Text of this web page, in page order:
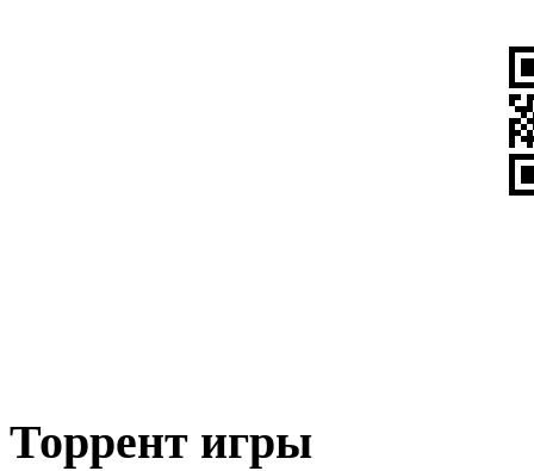
Торрент игры